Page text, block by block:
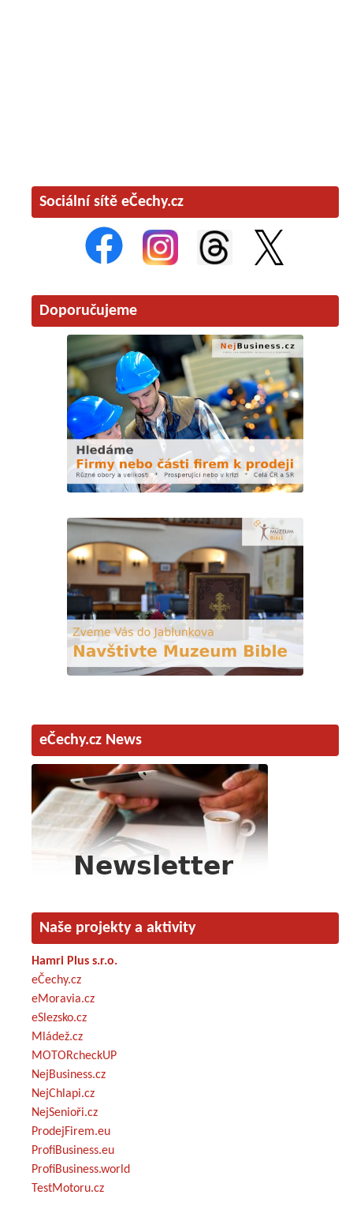
Sociální sítě eČechy.cz
Doporučujeme
eČechy.cz News
Naše projekty a aktivity
Hamri Plus s.r.o.
eČechy.cz
eMoravia.cz
eSlezsko.cz
Mládež.cz
MOTORcheckUP
NejBusiness.cz
NejChlapi.cz
NejSenioři.cz
ProdejFirem.eu
ProfiBusiness.eu
ProfiBusiness.world
TestMotoru.cz